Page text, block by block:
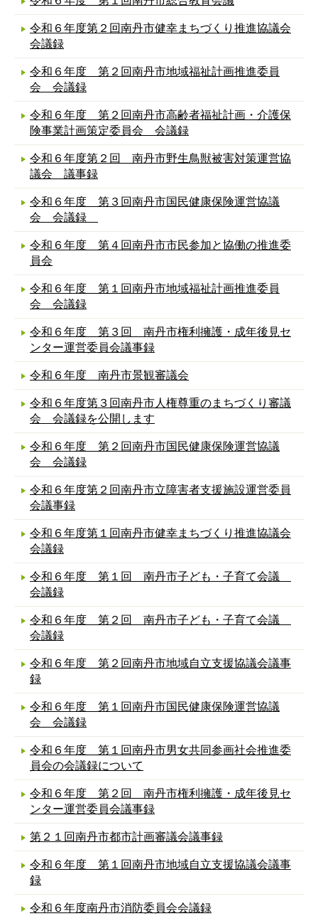
令和６年度第２回南丹市健幸まちづくり推進協議会
会議録
令和６年度 第２回南丹市地域福祉計画推進委員
会 会議録
令和６年度 第２回南丹市高齢者福祉計画・介護保
険事業計画策定委員会 会議録
令和６年度第２回 南丹市野生鳥獣被害対策運営協
議会 議事録
令和６年度 第３回南丹市国民健康保険運営協議
会 会議録
令和６年度 第４回南丹市市民参加と協働の推進委
員会
令和６年度 第１回南丹市地域福祉計画推進委員
会 会議録
令和６年度 第３回 南丹市権利擁護・成年後見セ
ンター運営委員会議事録
令和６年度 南丹市景観審議会
令和６年度第３回南丹市人権尊重のまちづくり審議
会 会議録を公開します
令和６年度 第２回南丹市国民健康保険運営協議
会 会議録
令和６年度第２回南丹市立障害者支援施設運営委員
会議事録
令和６年度第１回南丹市健幸まちづくり推進協議会
会議録
令和６年度 第１回 南丹市子ども・子育て会議
会議録
令和６年度 第２回 南丹市子ども・子育て会議
会議録
令和６年度 第２回南丹市地域自立支援協議会議事
録
令和６年度 第１回南丹市国民健康保険運営協議
会 会議録
令和６年度 第１回南丹市男女共同参画社会推進委
員会の会議録について
令和６年度 第２回 南丹市権利擁護・成年後見セ
ンター運営委員会議事録
第２１回南丹市都市計画審議会議事録
令和６年度 第１回南丹市地域自立支援協議会議事
録
令和６年度南丹市消防委員会会議録